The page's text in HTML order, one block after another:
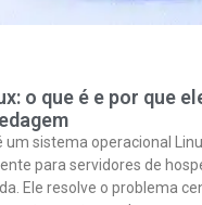
o que é e por que
um sistema operacional
para servidores de
Ele resolve o problema